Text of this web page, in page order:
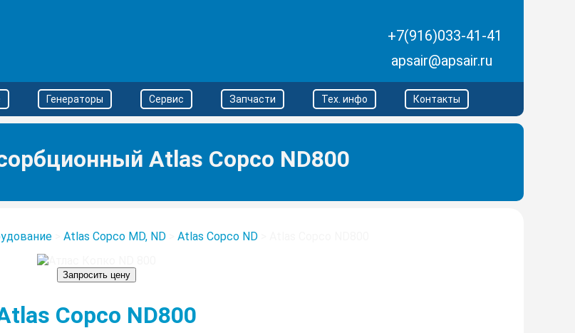
+7(916)033-41-41
apsair@apsair.ru
Генераторы Сервис Запчасти Тех. инфо Контакты
Atlas Copco ND800
> Atlas Copco MD, ND> Atlas Copco ND>
Запросить цену
Copco ND800